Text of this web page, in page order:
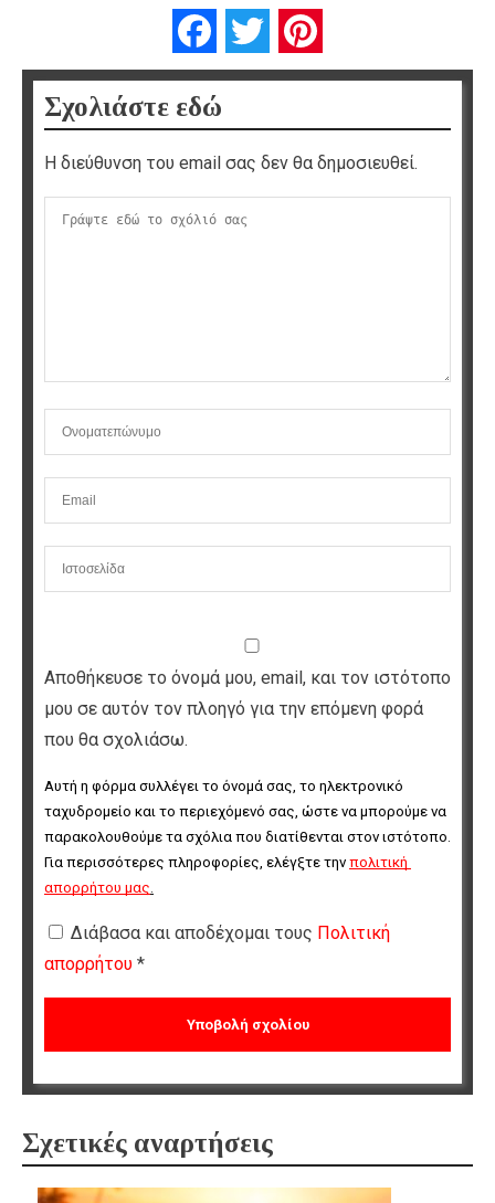
FacebookTwitter
Σχολιάστε εδώ
Η διεύθυνση του email σας δεν θα δημοσιευθεί.
Αποθήκευσε το όνομά μου, email, και τον ιστότοπο
μου σε αυτόν τον πλοηγό για την επόμενη φορά
που θα σχολιάσω.
Αυτή η φόρμα συλλέγει το όνομά σας, το ηλεκτρονικό
ταχυδρομείο και το περιεχόμενό σας, ώστε να μπορούμε να
παρακολουθούμε τα σχόλια που διατίθενται στον ιστότοπο.
Για περισσότερες πληροφορίες, ελέγξτε την πολιτική
απορρήτου μας
Διάβασα και αποδέχομαι τους Πολιτική
απορρήτου *
Σχετικές αναρτήσεις